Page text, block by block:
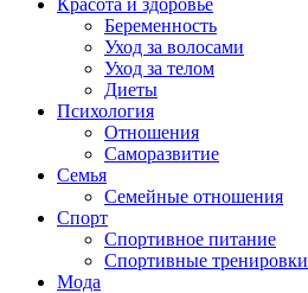
Красота и здоровье
Беременность
Уход за волосами
Уход за телом
Диеты
Психология
Отношения
Саморазвитие
Семья
Семейные отношения
Спорт
Спортивное питание
Спортивные тренировки
Мода